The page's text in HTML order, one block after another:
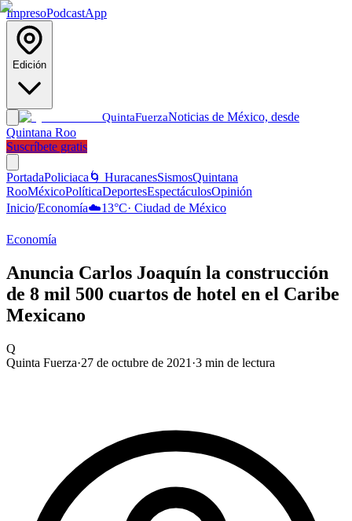
ImpresoPodcastApp
Edición
QuintaFuerzaNoticias de México, desde
Quintana Roo
Suscríbete gratis
PortadaPoliciaca 🌀 HuracanesSismosQuintana
RooMéxicoPolíticaDeportesEspectáculosOpinión
Inicio/Economía☁️13°C· Ciudad de México
Economía
Anuncia Carlos Joaquín la construcción
de 8 mil 500 cuartos de hotel en el Caribe
Mexicano
Q
Quinta Fuerza·27 de octubre de 2021 ·3 min de lectura